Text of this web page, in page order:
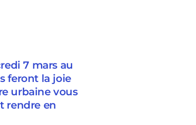
7 mars au
feront la joie
urbaine vous
rendre en